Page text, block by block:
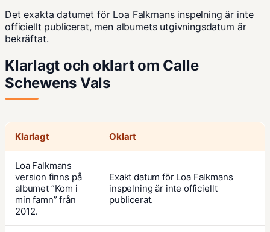
Det exakta datumet för Loa Falkmans inspelning är inte
officiellt publicerat, men albumets utgivningsdatum är
bekräftat.
Klarlagt och oklart om Calle
Schewens Vals
Klarlagt Oklart
Loa Falkmans
version finns på
albumet ”Kom i
min famn” från
2012.
Exakt datum för Loa Falkmans
inspelning är inte officiellt
publicerat.